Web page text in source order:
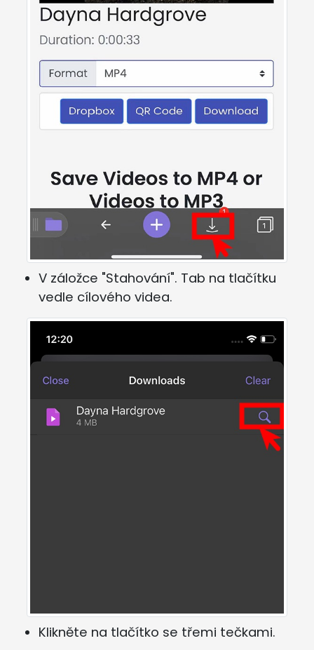
V záložce "Stahování". Tab na tlačítku
vedle cílového videa.
Klikněte na tlačítko se třemi tečkami.